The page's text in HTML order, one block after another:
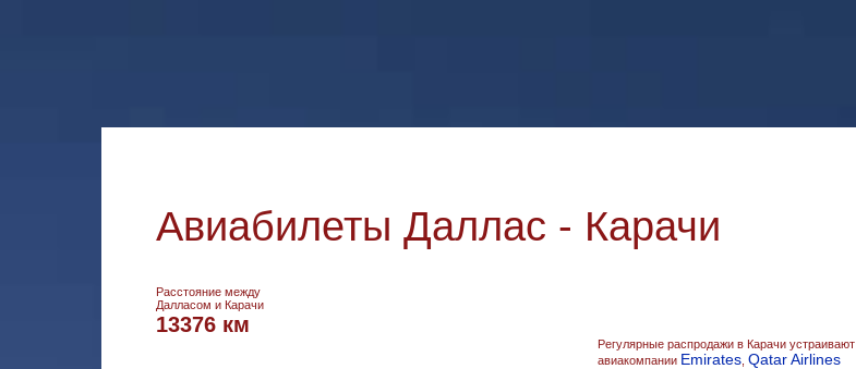
Авиабилеты Даллас - Карачи
Расстояние между
Далласом и Карачи
13376 км
Регулярные распродажи в Карачи устраивают
авиакомпании Emirates Qatar Airlines